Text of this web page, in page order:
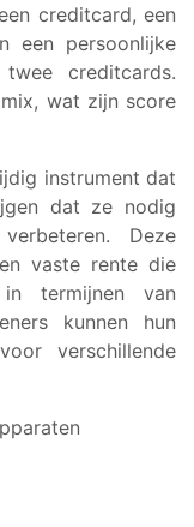
creditcard, een
een persoonlijke
creditcards.
wat zijn score
instrument dat
dat ze nodig
Deze
vaste rente die
termijnen van
kunnen hun
verschillende